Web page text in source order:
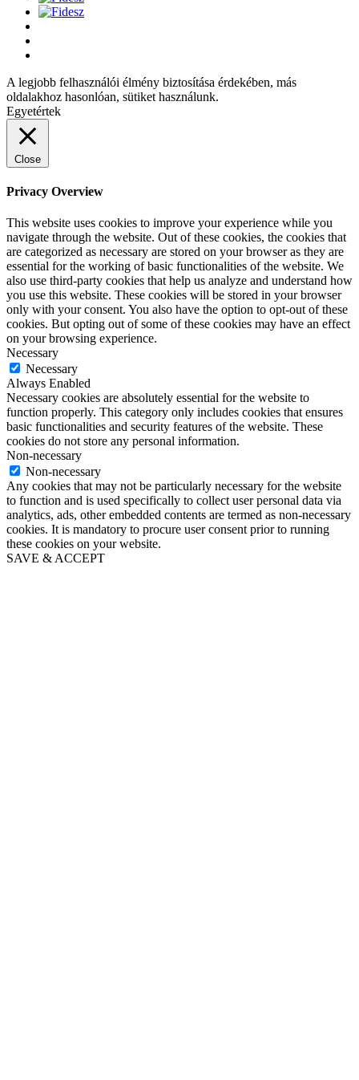
A legjobb felhasználói élmény biztosítása érdekében, más
oldalakhoz hasonlóan, sütiket használunk.
Egyetértek
Close
Privacy Overview
This website uses cookies to improve your experience while you
navigate through the website. Out of these cookies, the cookies that
are categorized as necessary are stored on your browser as they are
essential for the working of basic functionalities of the website. We
also use third-party cookies that help us analyze and understand how
you use this website. These cookies will be stored in your browser
only with your consent. You also have the option to opt-out of these
cookies. But opting out of some of these cookies may have an effect
on your browsing experience.
Necessary
Necessary
Always Enabled
Necessary cookies are absolutely essential for the website to
function properly. This category only includes cookies that ensures
basic functionalities and security features of the website. These
cookies do not store any personal information.
Non-necessary
Non-necessary
Any cookies that may not be particularly necessary for the website
to function and is used specifically to collect user personal data via
analytics, ads, other embedded contents are termed as non-necessary
cookies. It is mandatory to procure user consent prior to running
these cookies on your website.
SAVE & ACCEPT